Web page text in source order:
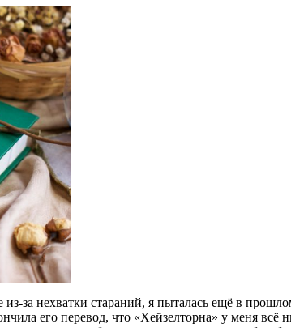
за нехватки стараний, я пыталась ещё в
его перевод, что «Хейзелторна» у меня всё